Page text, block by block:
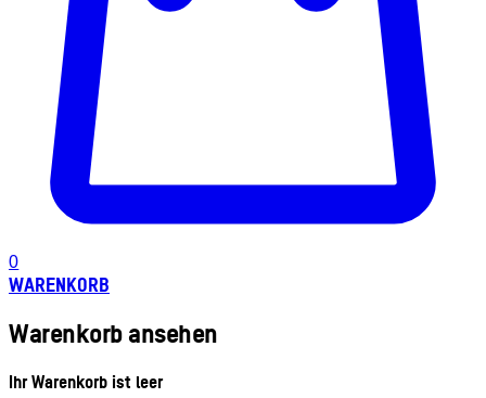
0
WARENKORB
Warenkorb ansehen
Ihr Warenkorb ist leer